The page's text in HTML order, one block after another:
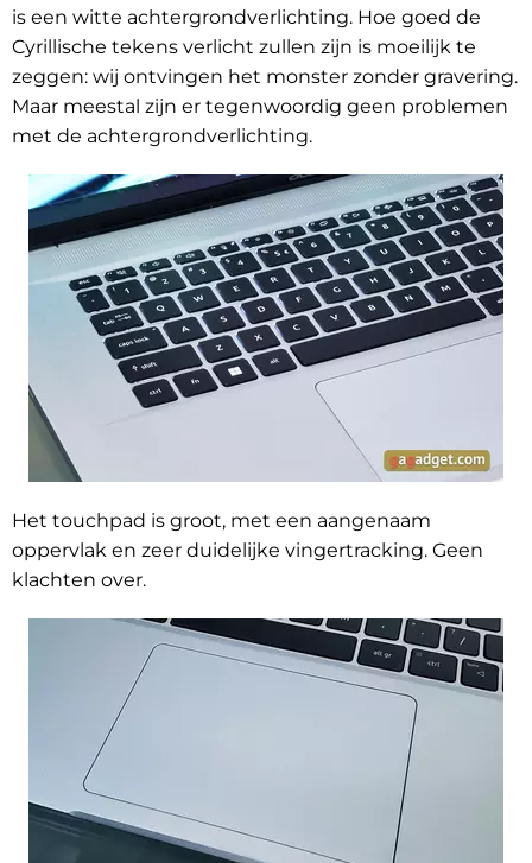
is een witte achtergrondverlichting. Hoe goed de
Cyrillische tekens verlicht zullen zijn is moeilijk te
zeggen: wij ontvingen het monster zonder gravering.
Maar meestal zijn er tegenwoordig geen problemen
met de achtergrondverlichting.
Het touchpad is groot, met een aangenaam
oppervlak en zeer duidelijke vingertracking. Geen
klachten over.